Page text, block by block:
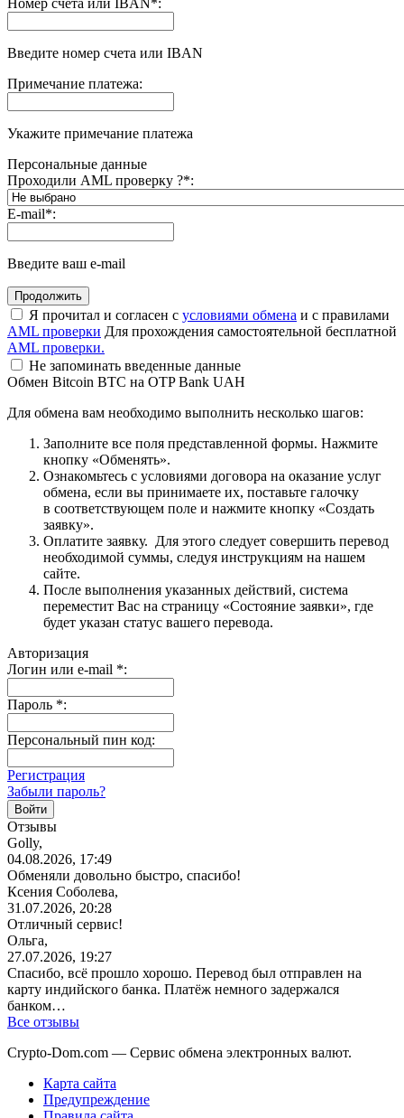
Введите номер счета или IBAN
Примечание платежа:
Укажите примечание платежа
Персональные данные
Проходили AML проверку ?*:
E-mail*:
Введите ваш e-mail
Я прочитал и согласен с условиями обмена и с правилами
AML проверки Для прохождения самостоятельной бесплатной
AML проверки.
Не запоминать введенные данные
Обмен Bitcoin BTC на OTP Bank UAH
Для обмена вам необходимо выполнить несколько шагов:
Заполните все поля представленной формы. Нажмите
кнопку «Обменять».
Ознакомьтесь с условиями договора на оказание услуг
обмена, если вы принимаете их, поставьте галочку
в соответствующем поле и нажмите кнопку «Создать
заявку».
Оплатите заявку. Для этого следует совершить перевод
необходимой суммы, следуя инструкциям на нашем
сайте.
После выполнения указанных действий, система
переместит Вас на страницу «Состояние заявки», где
будет указан статус вашего перевода.
Авторизация
Логин или e-mail *:
Пароль *:
Персональный пин код:
Регистрация
Забыли пароль?
Отзывы
Golly,
04.08.2026, 17:49
Обменяли довольно быстро, спасибо!
Ксения Соболева,
31.07.2026, 20:28
Отличный сервис!
Ольга,
27.07.2026, 19:27
Спасибо, всё прошло хорошо. Перевод был отправлен на
карту индийского банка. Платёж немного задержался
банком…
Все отзывы
Crypto-Dom.com — Сервис обмена электронных валют.
Карта сайта
Предупреждение